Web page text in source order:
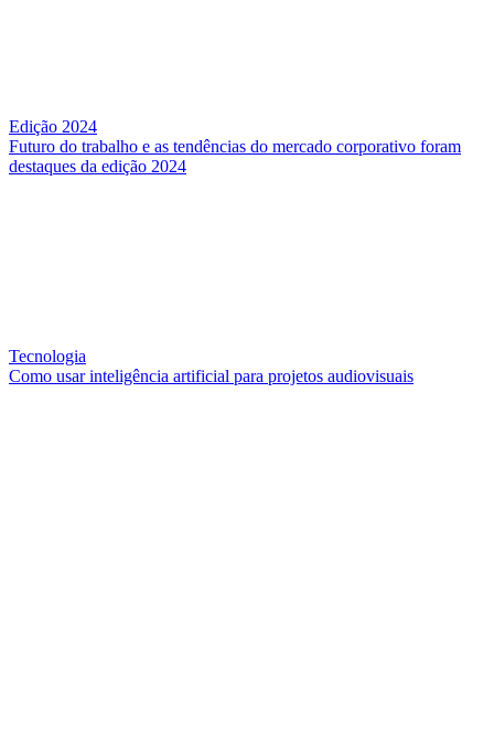
Edição 2024
Futuro do trabalho e as tendências do mercado corporativo foram
destaques da edição 2024
Tecnologia
Como usar inteligência artificial para projetos audiovisuais